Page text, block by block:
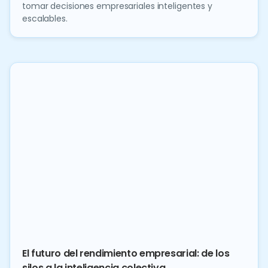
tomar decisiones empresariales inteligentes y
escalables.
El futuro del rendimiento empresarial: de los